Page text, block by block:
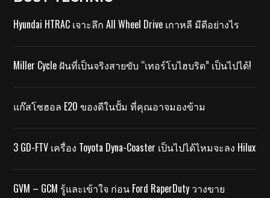
Hyundai HTRAC เจาะลึก All Wheel Drive เกาหลี มีดีอย่างไร
Miller Cycle ฝันที่เป็นจริงสายขับ “เทอร์โบไฮบริด” เป็นไปได้!
แก๊สโซฮอล E20 ของดีในปั้ม ที่คุณอาจมองข้าม
3 GD-FTV เครื่อง Toyota Dyna-Coaster เป็นไปได้ไหมจะลง Hilux
GVM – GCM รู้และเข้าใจ ก่อน Ford RaperDuty วางขาย